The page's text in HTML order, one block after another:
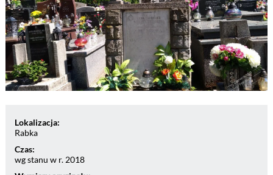
Lokalizacja:
Rabka
Czas:
wg stanu w r. 2018